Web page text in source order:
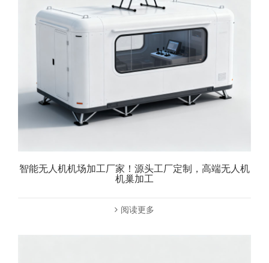
智能无人机机场加工厂家！源头工厂定制，高端无人机
机巢加工
阅读更多